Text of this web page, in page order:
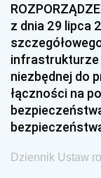
z dnia 29 lipca
infrastrukturze
niezbędnej do
łączności na
Dziennik Ustaw